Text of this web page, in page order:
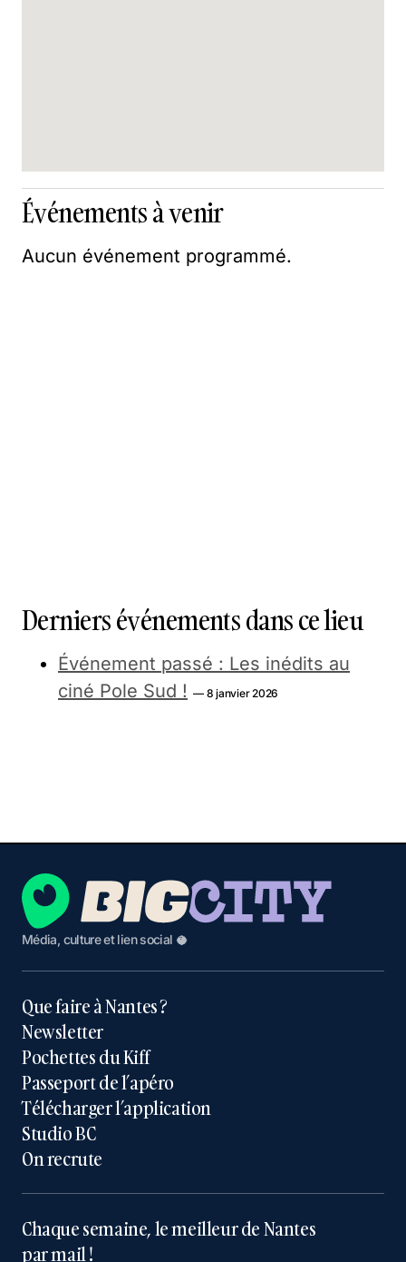
Événements à venir
Aucun événement programmé.
Derniers événements dans ce lieu
Événement passé : Les inédits au
ciné Pole Sud ! — 8 janvier 2026
Média, culture et lien social 🥥
Que faire à Nantes ?
Newsletter
Pochettes du Kiff
Passeport de l’apéro
Télécharger l’application
Studio BC
On recrute
Chaque semaine, le meilleur de Nantes
par mail !